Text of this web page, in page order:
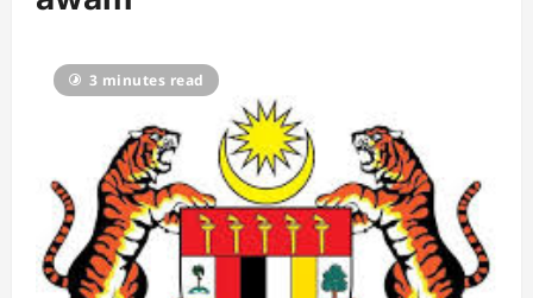
3 minutes read